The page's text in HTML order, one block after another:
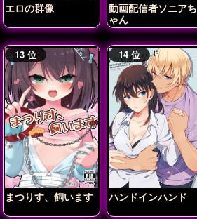
エロの群像
動画配信者ソニアち
ゃん
まつりす、飼います ハンドインハンド